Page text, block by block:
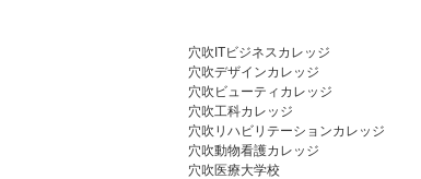
穴吹ITビジネスカレッジ
穴吹デザインカレッジ
穴吹ビューティカレッジ
穴吹工科カレッジ
穴吹リハビリテーションカレッジ
穴吹動物看護カレッジ
穴吹医療大学校